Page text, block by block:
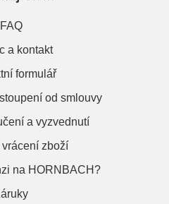
FAQ
a kontakt
formulář
od smlouvy
a vyzvednutí
vrácení zboží
na HORNBACH?